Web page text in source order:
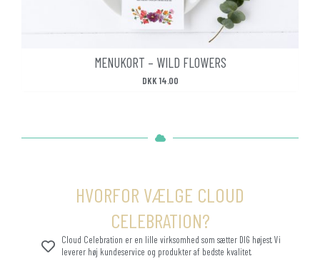
MENUKORT – WILD FLOWERS
DKK14.00
HVORFOR VÆLGE CLOUD
CELEBRATION?
Cloud Celebration er en lille virksomhed som sætter DIG højest. Vi
leverer høj kundeservice og produkter af bedste kvalitet.